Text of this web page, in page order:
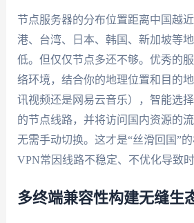
节点服务器的分布位置距离中国越
港、台湾、日本、韩国、新加坡等
低。但仅仅节点多还不够。优秀的
络环境，结合你的地理位置和目的
讯视频还是网易云音乐），智能选
的节点线路，并将访问国内资源的流
无需手动切换。这才是“丝滑回国”
VPN常因线路不稳定、不优化导致时
多终端兼容性构建无缝生